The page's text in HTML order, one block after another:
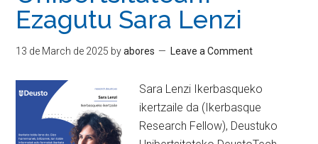
Ezagutu Sara Lenzi
13 de March de 2025 byabores Leave a Comment
Sara Lenzi Ikerbasqueko
ikertzaile da (Ikerbasque
Research Fellow), Deustuko